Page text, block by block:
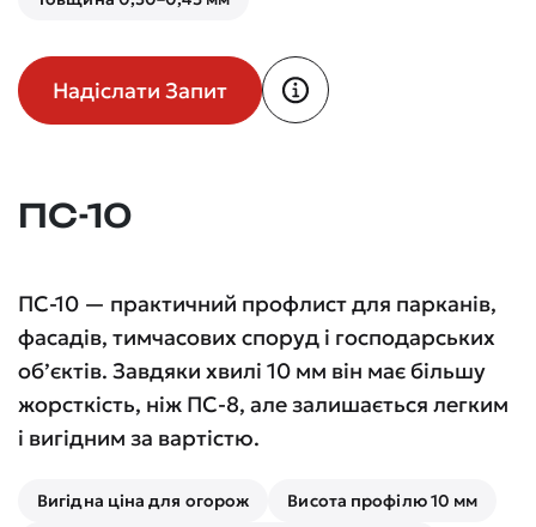
Надіслати Запит
ПС-10
ПС-10 — практичний профлист для парканів,
фасадів, тимчасових споруд і господарських
об’єктів. Завдяки хвилі 10 мм він має більшу
жорсткість, ніж ПС-8, але залишається легким
і вигідним за вартістю.
Вигідна ціна для огорож Висота профілю 10 мм